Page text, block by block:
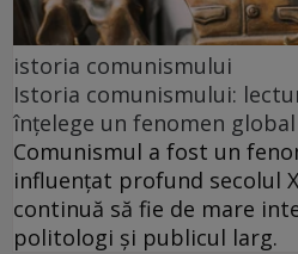
istoria comunismului
Istoria comunismului:
înțelege un fenomen global
Comunismul a fost un
influențat profund secolul
continuă să fie de mare
politologi și publicul larg.